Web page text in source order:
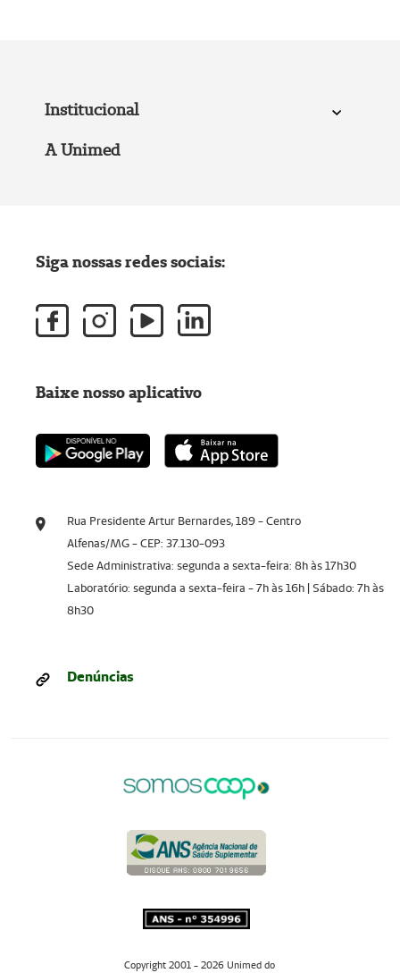
Institucional
A Unimed
Rua Presidente Artur Bernardes, 189 - Centro
Alfenas/MG - CEP: 37.130-093
Sede Administrativa: segunda a sexta-feira: 8h às 17h30
Laboratório: segunda a sexta-feira - 7h às 16h | Sábado: 7h às
8h30
Denúncias
Siga nossas redes sociais:
Baixe nosso aplicativo
Copyright 2001 - 2026 Unimed do